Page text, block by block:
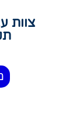
צוות